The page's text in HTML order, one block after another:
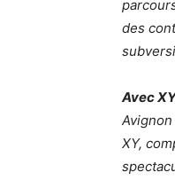
des
Avec
XY,